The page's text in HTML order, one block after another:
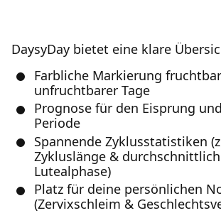
DaysyDay bietet eine klare
Farbliche Markierung
unfruchtbarer Tage
Prognose für den Eisprung
Periode
Spannende Zyklusstatistiken
Zykluslänge &
Lutealphase)
Platz für deine persönlichen
(Zervixschleim &